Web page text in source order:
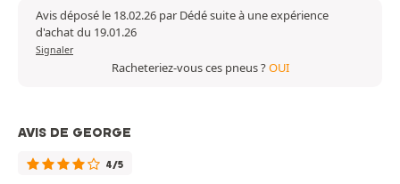
Avis déposé le 18.02.26 par Dédé suite à une expérience
d'achat du 19.01.26
Signaler
Racheteriez-vous ces pneus ?OUI
AVIS DE GEORGE
4/5